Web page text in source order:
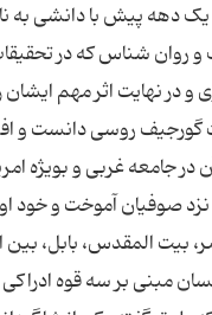
دهه پیش با دانشی به نام
روان شناس که در
و در نهایت اثر مهم
گورجیف روسی دانست و
جامعه غربی و بویژه
نزد صوفیان آموخت و
بیت المقدس، بابل، بین
مبنی بر سه قوه